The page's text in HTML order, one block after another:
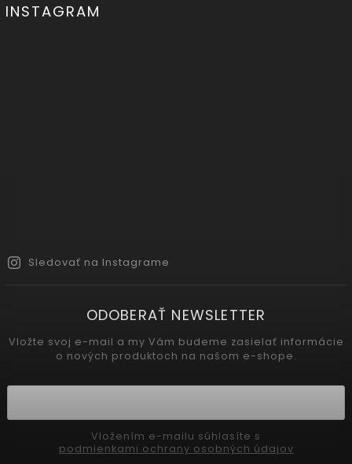
INSTAGRAM
Sledovať na Instagrame
ODOBERAŤ NEWSLETTER
Vložte svoj e-mail a my Vám budeme zasielať informácie
o nových produktoch na našom e-shope.
podmienkami ochrany osobných údajov